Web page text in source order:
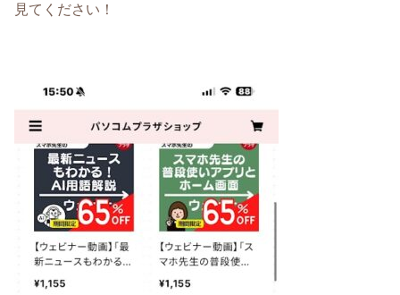
見てください！